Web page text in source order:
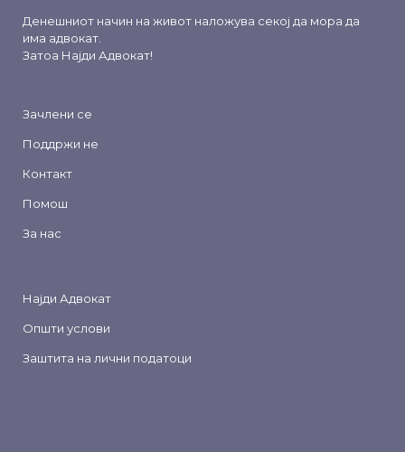
Денешниот начин на живот наложува секој да мора да
има адвокат.
Затоа Најди Адвокат!
Зачлени се
Поддржи не
Контакт
Помош
За нас
Најди Адвокат
Општи услови
Заштита на лични податоци